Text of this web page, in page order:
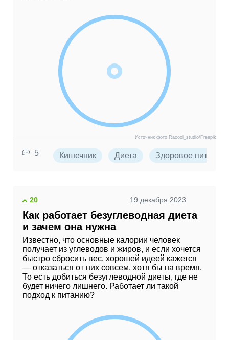
Источник фото Racool_studio/Freepik
5 Кишечник Диета Здоровое питание
20 19 декабря 2023
Как работает безуглеводная диета
и зачем она нужна
Известно, что основные калории человек
получает из углеводов и жиров, и если хочется
быстро сбросить вес, хорошей идеей кажется
— отказаться от них совсем, хотя бы на время.
То есть добиться безуглеводной диеты, где не
будет ничего лишнего. Работает ли такой
подход к питанию?